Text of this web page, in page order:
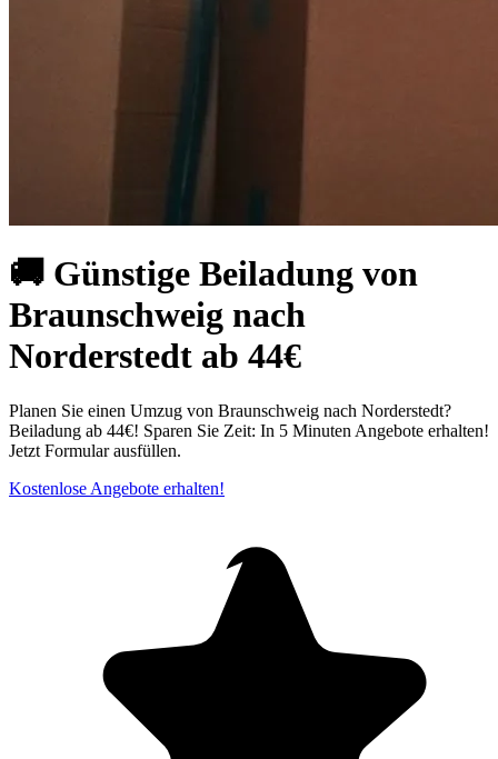
🚚 Günstige Beiladung von
Braunschweig nach
Norderstedt ab 44€
Planen Sie einen Umzug von Braunschweig nach Norderstedt?
Beiladung ab 44€! Sparen Sie Zeit: In 5 Minuten Angebote erhalten!
Jetzt Formular ausfüllen.
Kostenlose Angebote erhalten!